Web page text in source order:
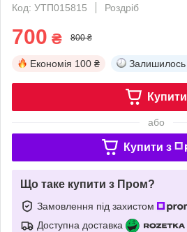
Код: УТП015815
Роздріб
700 ₴ 800 ₴
Економія 100 ₴ Залишилось
Купити
або
Купити з
Що таке купити з Пром?
Замовлення під захистом
Доступна доставка